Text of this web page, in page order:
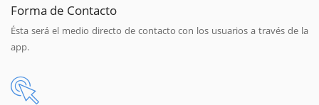
Forma de Contacto
Ésta será el medio directo de contacto con los usuarios a través de la
app.